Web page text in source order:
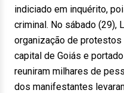
indiciado em inquérito,
criminal. No sábado (29),
organização de protestos
capital de Goiás e
reuniram milhares de
dos manifestantes